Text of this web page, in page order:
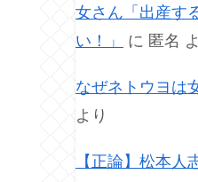
女さん「出産す
い！」
に 匿名
なぜネトウヨは
より
【正論】松本人